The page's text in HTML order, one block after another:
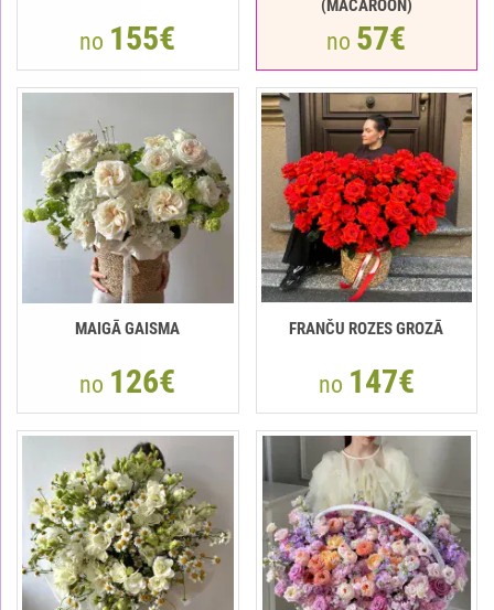
no 155€
(MACAROON)
no 57€
MAIGĀ GAISMA
no 126€
FRANČU ROZES GROZĀ
no 147€